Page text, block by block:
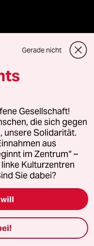
Gerade nicht
Gesellschaft!
die sich gegen
unsere Solidarität.
aus
im Zentrum“ –
Kulturzentren
Sie dabei?